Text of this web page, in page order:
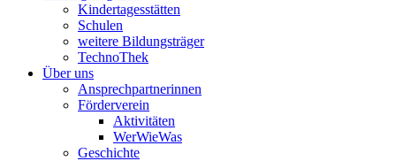
Kindertagesstätten
Schulen
weitere Bildungsträger
TechnoThek
Über uns
Ansprechpartnerinnen
Förderverein
Aktivitäten
WerWieWas
Geschichte